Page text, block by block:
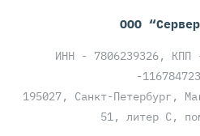
ООО
ИНН - 7806239326, КПП
-
195027, Санкт-Петербург,
51, литер С,